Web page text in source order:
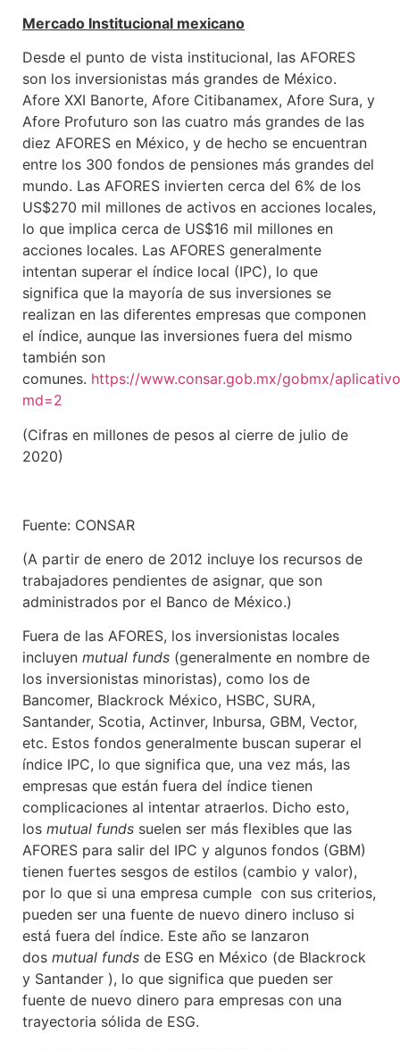
Mercado Institucional mexicano
Desde el punto de vista institucional, las AFORES
son los inversionistas más grandes de México.
Afore XXI Banorte, Afore Citibanamex, Afore Sura, y
Afore Profuturo son las cuatro más grandes de las
diez AFORES en México, y de hecho se encuentran
entre los 300 fondos de pensiones más grandes del
mundo. Las AFORES invierten cerca del 6% de los
US$270 mil millones de activos en acciones locales,
lo que implica cerca de US$16 mil millones en
acciones locales. Las AFORES generalmente
intentan superar el índice local (IPC), lo que
significa que la mayoría de sus inversiones se
realizan en las diferentes empresas que componen
el índice, aunque las inversiones fuera del mismo
también son
comunes. https://www.consar.gob.mx/gobmx/
md=2
(Cifras en millones de pesos al cierre de julio de
2020)
Fuente: CONSAR
(A partir de enero de 2012 incluye los recursos de
trabajadores pendientes de asignar, que son
administrados por el Banco de México.)
Fuera de las AFORES, los inversionistas locales
incluyen mutual funds (generalmente en nombre de
los inversionistas minoristas), como los de
Bancomer, Blackrock México, HSBC, SURA,
Santander, Scotia, Actinver, Inbursa, GBM, Vector,
etc. Estos fondos generalmente buscan superar el
índice IPC, lo que significa que, una vez más, las
empresas que están fuera del índice tienen
complicaciones al intentar atraerlos. Dicho esto,
los mutual funds suelen ser más flexibles que las
AFORES para salir del IPC y algunos fondos (GBM)
tienen fuertes sesgos de estilos (cambio y valor),
por lo que si una empresa cumple con sus criterios,
pueden ser una fuente de nuevo dinero incluso si
está fuera del índice. Este año se lanzaron
dos mutual funds de ESG en México (de Blackrock
y Santander ), lo que significa que pueden ser
fuente de nuevo dinero para empresas con una
trayectoria sólida de ESG.